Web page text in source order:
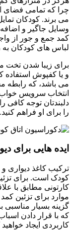
چرا که تمامی فضای
می برند. کودکان
وسایل جاگیر و
کمد جمع و جور از
لباس های کودکان
برای زیبا شدن تخت
و یا کفپوش
می باشد، که رابطه
انتخاب سرویس خواب
دلبندتان توجه کافی
را برای او فراهم کنید.
ایده هایی برای
ترکیب کاغذ دیواری و
کودک است. برای
کارتونی مطابق با
موارد برای تزئین
گزینه بسیار
که با قرار دادن
کاربردی ایجاد